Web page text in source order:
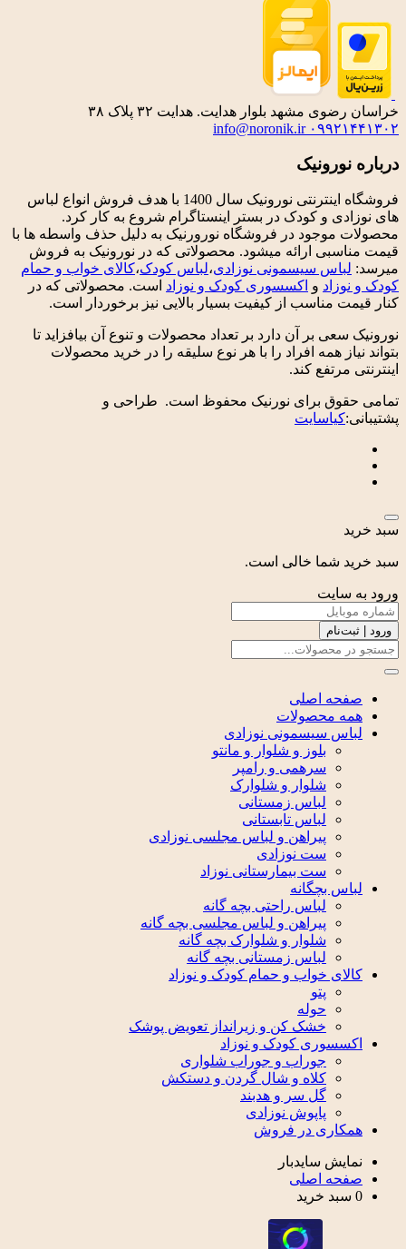
خراسان رضوی مشهد بلوار هدایت. هدایت ۳۲ پلاک ۳۸
۰۹۹۲۱۴۴۱۳۰۲ info@noronik.ir
درباره نورونیک
فروشگاه اینترنتی نورونیک سال 1400 با هدف فروش انواع لباس
های نوزادی و کودک در بستر اینستاگرام شروع به کار کرد.
محصولات موجود در فروشگاه نورورنیک به دلیل حذف واسطه ها با
قیمت مناسبی ارائه میشود. محصولاتی که در نورونیک به فروش
میرسد: لباس سیسمونی نوزادی،لباس کودک،کالای خواب و حمام
کودک و نوزاد و اکسسوری کودک و نوزاد است. محصولاتی که در
کنار قیمت مناسب از کیفیت بسیار بالایی نیز برخوردار است.
نورونیک سعی بر آن دارد بر تعداد محصولات و تنوع آن بیافزاید تا
بتواند نیاز همه افراد را با هر نوع سلیقه را در خرید محصولات
اینترنتی مرتفع کند.
تمامی حقوق برای نورنیک محفوظ است. طراحی و
پشتیبانی:کیاسایت
سبد خرید
سبد خرید شما خالی است.
ورود به سایت
ورود | ثبت‌نام
صفحه اصلی
همه محصولات
لباس سیسمونی نوزادی
بلوز و شلوار و مانتو
سرهمی و رامپر
شلوار و شلوارک
لباس زمستانی
لباس تابستانی
پیراهن و لباس مجلسی نوزادی
ست نوزادی
ست بیمارستانی نوزاد
لباس بچگانه
لباس راحتی بچه گانه
پیراهن و لباس مجلسی بچه گانه
شلوار و شلوارک بچه گانه
لباس زمستانی بچه گانه
کالای خواب و حمام کودک و نوزاد
پتو
حوله
خشک کن و زیرانداز تعویض پوشک
اکسسوری کودک و نوزاد
جوراب و جوراب شلواری
کلاه و شال گردن و دستکش
گل سر و هدبند
پاپوش نوزادی
همکاری در فروش
نمایش سایدبار
صفحه اصلی
0 سبد خرید